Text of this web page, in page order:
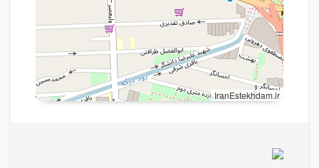
IranEstekhdam.ir